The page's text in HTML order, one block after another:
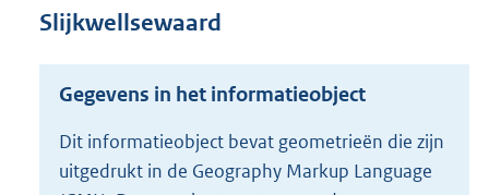
s
r
o
t
Slijkwellsewaard
Gegevens in het informatieobject
Dit informatieobject bevat geometrieën die zijn
uitgedrukt in de Geography Markup Language